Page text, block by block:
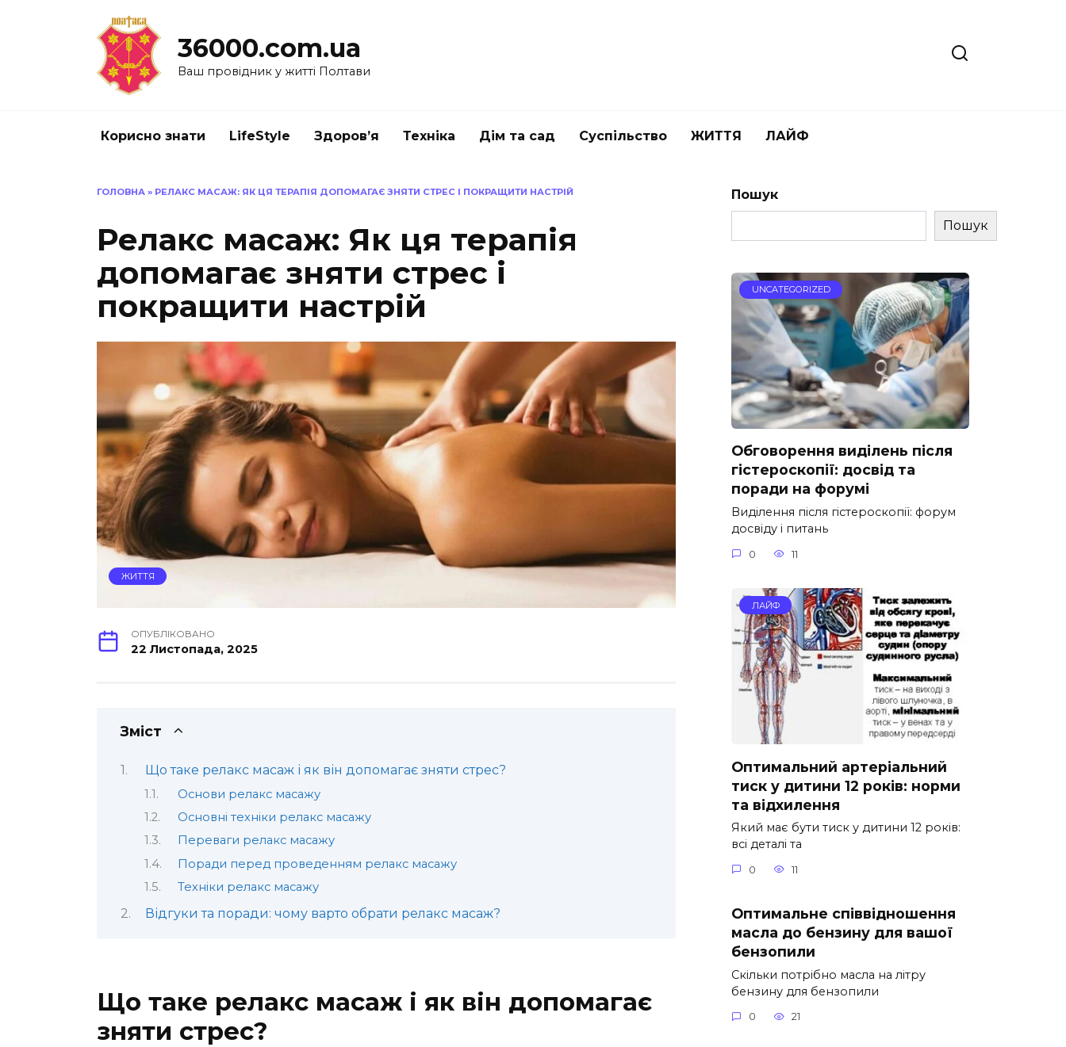
36000.com.ua
Ваш провідник у житті Полтави
Корисно знати LifeStyle Здоров’я Техніка Дім та сад Суспільство ЖИТТЯ ЛАЙФ
ГОЛОВНА » РЕЛАКС МАСАЖ: ЯК ЦЯ ТЕРАПІЯ ДОПОМАГАЄ ЗНЯТИ СТРЕС І ПОКРАЩИТИ НАСТРІЙ
Релакс масаж: Як ця терапія
допомагає зняти стрес і
покращити настрій
ЖИТТЯ
ОПУБЛІКОВАНО
22 Листопада, 2025
Зміст
Що таке релакс масаж і як він допомагає зняти стрес?
Основи релакс масажу
Основні техніки релакс масажу
Переваги релакс масажу
Поради перед проведенням релакс масажу
Техніки релакс масажу
Відгуки та поради: чому варто обрати релакс масаж?
Що таке релакс масаж і як він допомагає
зняти стрес?
Пошук
Пошук
UNCATEGORIZED
Обговорення виділень після
гістероскопії: досвід та
поради на форумі
Виділення після гістероскопії: форум
досвіду і питань
0 11
ЛАЙФ
Оптимальний артеріальний
тиск у дитини 12 років: норми
та відхилення
Який має бути тиск у дитини 12 років:
всі деталі та
0 11
Оптимальне співвідношення
масла до бензину для вашої
бензопили
Скільки потрібно масла на літру
бензину для бензопили
0 21